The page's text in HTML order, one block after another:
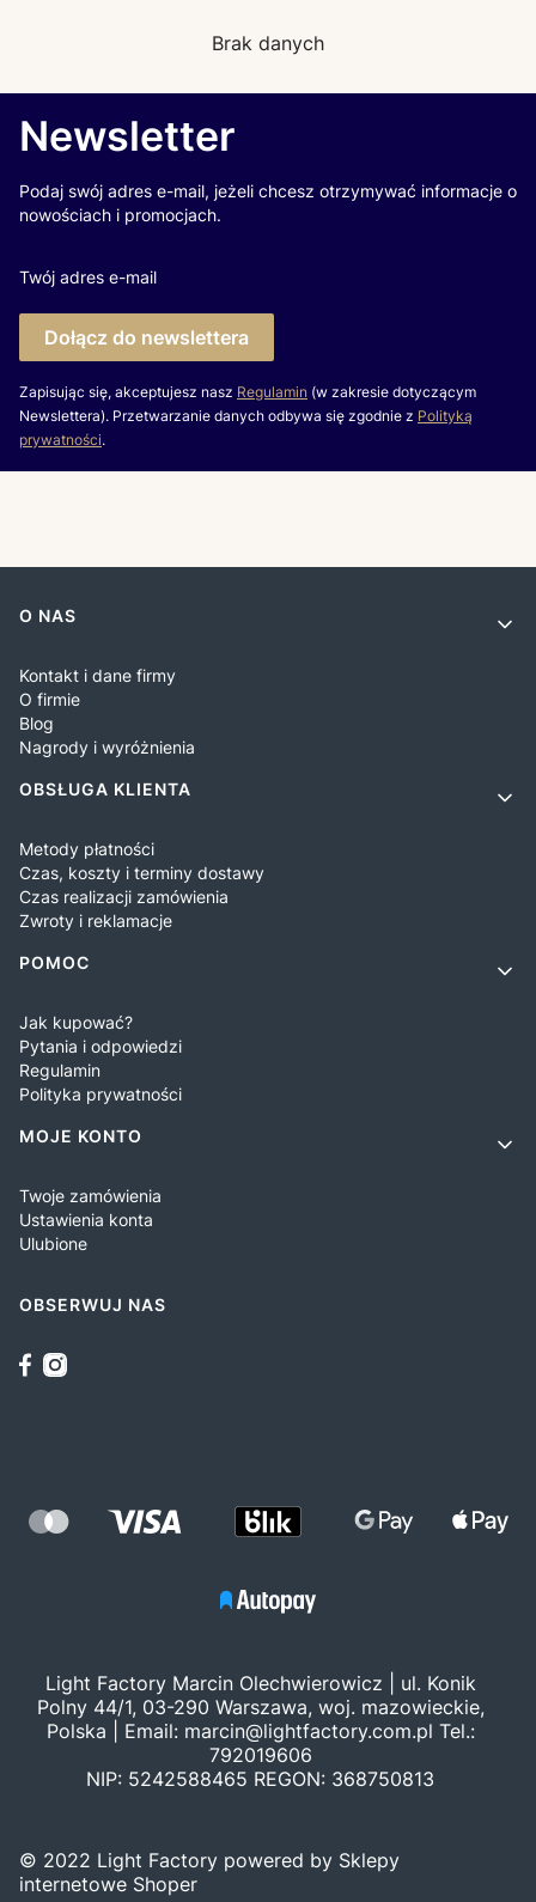
Brak danych
Newsletter
Podaj swój adres e-mail, jeżeli chcesz otrzymywać informacje o
nowościach i promocjach.
Twój adres e-mail
Dołącz do newslettera
Zapisując się, akceptujesz nasz Regulamin (w zakresie dotyczącym
Newslettera). Przetwarzanie danych odbywa się zgodnie z Polityką
prywatności.
Linki w stopce
O NAS
Kontakt i dane firmy
O firmie
Blog
Nagrody i wyróżnienia
OBSŁUGA KLIENTA
Metody płatności
Czas, koszty i terminy dostawy
Czas realizacji zamówienia
Zwroty i reklamacje
POMOC
Jak kupować?
Pytania i odpowiedzi
Regulamin
Polityka prywatności
MOJE KONTO
Twoje zamówienia
Ustawienia konta
Ulubione
OBSERWUJ NAS
Light Factory Marcin Olechwierowicz | ul. Konik
Polny 44/1, 03-290 Warszawa, woj. mazowieckie,
Polska | Email: marcin@lightfactory.com.pl Tel.:
792019606
NIP: 5242588465 REGON: 368750813
© 2022 Light Factory powered by Sklepy
internetowe Shoper